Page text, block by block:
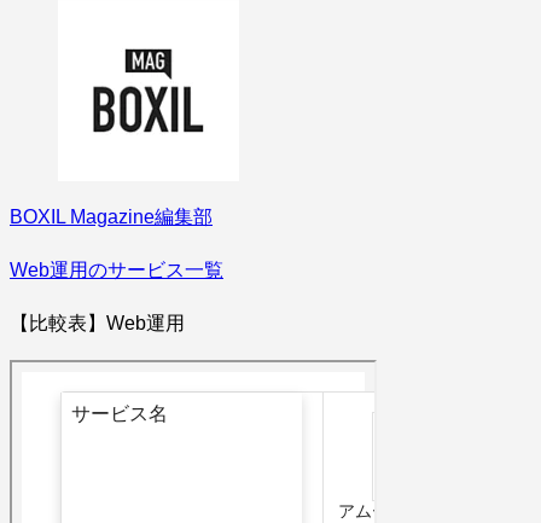
BOXIL Magazine編集部
Web運用のサービス一覧
【比較表】Web運用